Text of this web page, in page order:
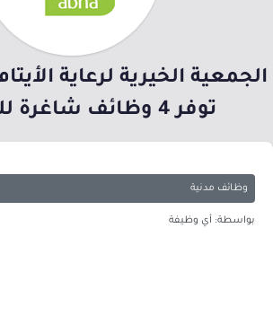
الجمعية الخيرية لرعاية
توفر 4 وظائف شاغرة للجنسين
وظائف مدنية
بواسطة: أي وظيفة